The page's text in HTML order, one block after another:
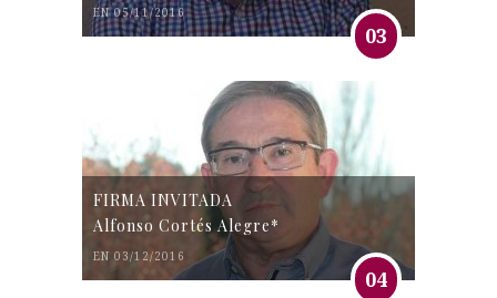
EN 05/11/2016
03
FIRMA INVITADA
Alfonso Cortés Alegre*
EN 03/12/2016
04